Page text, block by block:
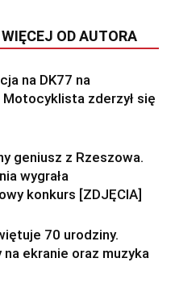
WIĘCEJ OD AUTORA
na DK77 na
zderzył się
geniusz z Rzeszowa.
wygrała
konkurs [ZDJĘCIA]
70 urodziny.
ekranie oraz muzyka